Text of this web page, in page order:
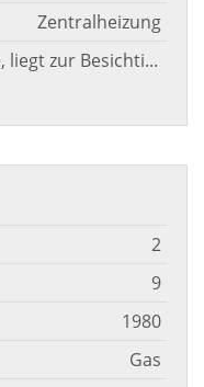
Zentralheizung
ohne, liegt zur Besichtigung vor
2
9
1980
Gas